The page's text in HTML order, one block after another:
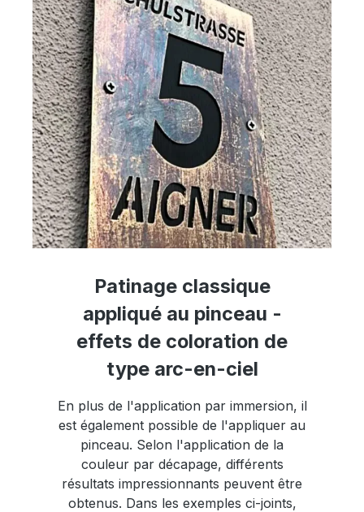
Patinage classique
appliqué au pinceau -
effets de coloration de
type arc-en-ciel
En plus de l'application par immersion, il
est également possible de l'appliquer au
pinceau. Selon l'application de la
couleur par décapage, différents
résultats impressionnants peuvent être
obtenus. Dans les exemples ci-joints,